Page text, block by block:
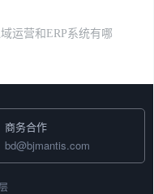
运营和ERP系统有哪
商务合作
bd@bjmantis.com